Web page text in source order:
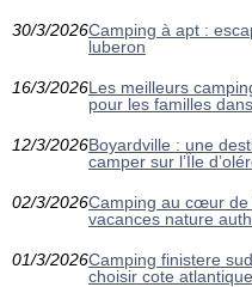
30/3/2026Camping à apt :
luberon
16/3/2026Les meilleurs
pour les familles
12/3/2026Boyardville : une
camper sur l’Île
02/3/2026Camping au cœur de
vacances nature
01/3/2026Camping finistere
choisir cote atlantique